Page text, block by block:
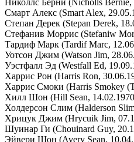
Смарт Алекс (Smart Alex,
Степан Дерек (Stepan Derek,
Стефанив Моррис (Stefaniw
Тардиф Марк (Tardif Marc,
Уотсон Джим (Watson Jim,
Уэстфалл Эд (Westfall Ed,
Харрис Рон (Harris Ron,
Харрис Смоки (Harris Smokey
Хилл Шон (Hill Sean,
Холдерсон Слим (Halderson
Хрицук Джим (Hrycuik Jim,
Шуинар Ги (Chouinard Guy,
Эйвери Шон (Avery Sean,